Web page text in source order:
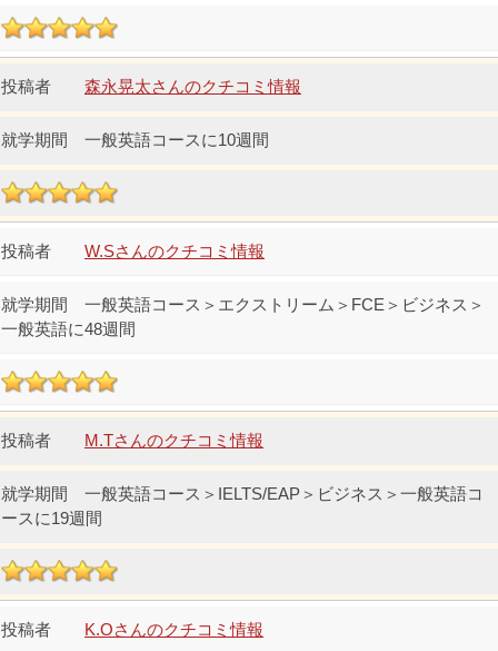
森永晃太さんのクチコミ情報
一般英語コースに10週間
W.Sさんのクチコミ情報
一般英語コース＞エクストリーム＞FCE＞ビジネス＞
一般英語に48週間
M.Tさんのクチコミ情報
一般英語コース＞IELTS/EAP＞ビジネス＞一般英語コ
ースに19週間
K.Oさんのクチコミ情報